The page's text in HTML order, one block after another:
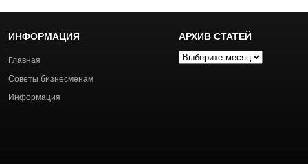
ИНФОРМАЦИЯ
Главная
Советы бизнесменам
Информация
АРХИВ СТАТЕЙ
Архив